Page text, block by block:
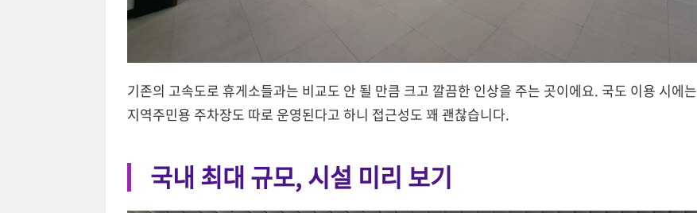
기존의 고속도로 휴게소들과는 비교도 안 될 만큼 크고 깔끔한 인상을 주는 곳이에요. 국도 이용 시에는
지역주민용 주차장도 따로 운영된다고 하니 접근성도 꽤 괜찮습니다.
국내 최대 규모, 시설 미리 보기